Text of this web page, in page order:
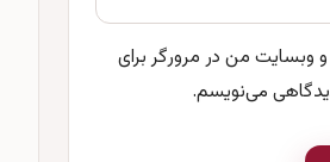
و وبسایت من در مرورگر برای
می‌نویسم.